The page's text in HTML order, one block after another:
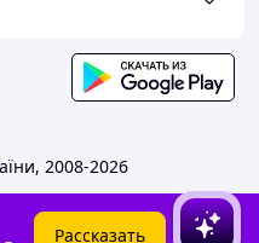
2008-2026
Рассказать